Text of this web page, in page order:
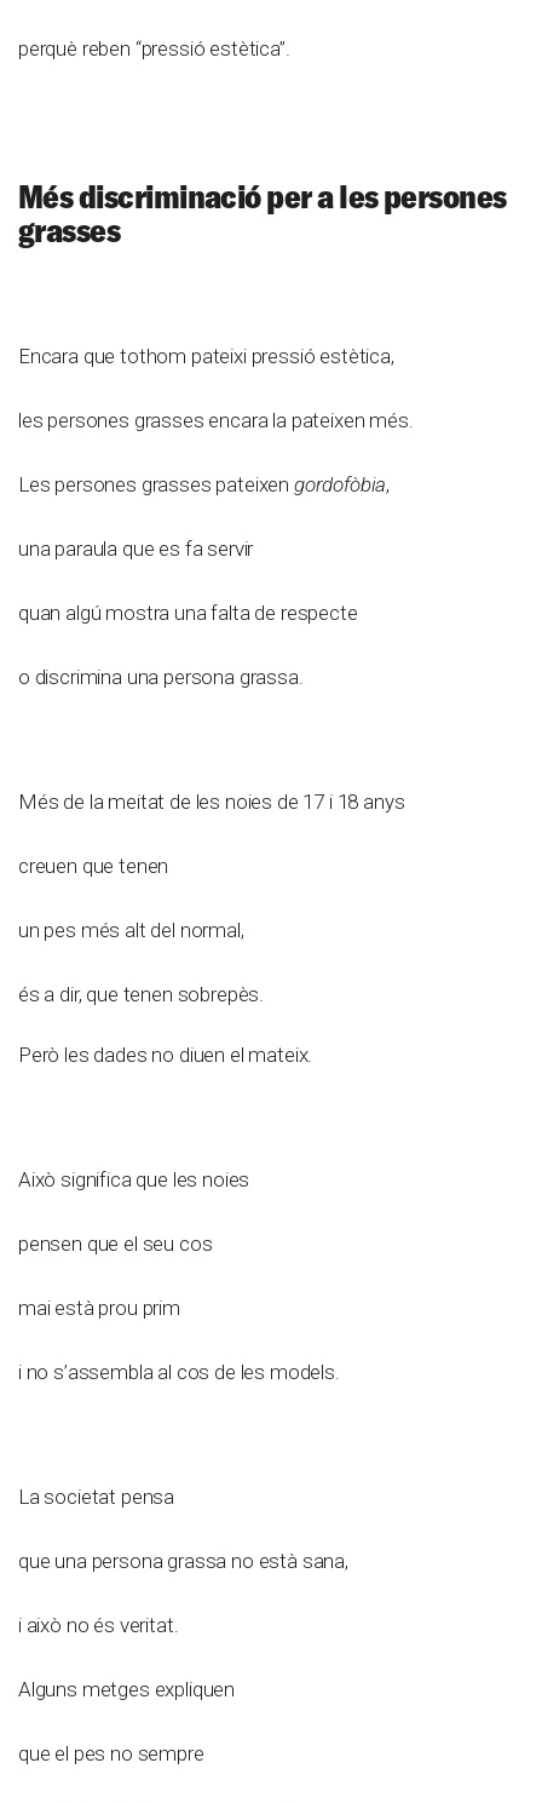
perquè reben “pressió estètica”.
Més discriminació per a les persones
grasses
Encara que tothom pateixi pressió estètica,
les persones grasses encara la pateixen més.
Les persones grasses pateixen gordofòbia,
una paraula que es fa servir
quan algú mostra una falta de respecte
o discrimina una persona grassa.
Més de la meitat de les noies de 17 i 18 anys
creuen que tenen
un pes més alt del normal,
és a dir, que tenen sobrepès.
Però les dades no diuen el mateix.
Això significa que les noies
pensen que el seu cos
mai està prou prim
i no s’assembla al cos de les models.
La societat pensa
que una persona grassa no està sana,
i això no és veritat.
Alguns metges expliquen
que el pes no sempre